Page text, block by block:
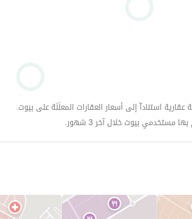
استناداّ إلى أسعار العقارات المعلَنَة على بيوت.
مستخدمي بيوت خلال آخر 3 شهور.